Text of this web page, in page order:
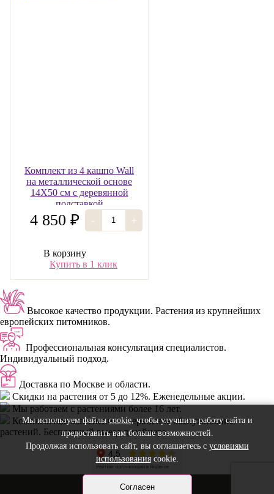
Комплект из 4 кашпо Wall
на металлической основе
14Х50 см с деревянной
подставкой
4 850 ₽ - +
В корзину
Купить в 1 клик
Высокое качество продукции. Растения из крупнейших
европейских питомников.
Профессиональная консультация специалистов.
Индивидуальный подход.
Доставка по Москве и области.
Скидки на растения от 5 до 12%. Еженедельные акции.
Мы работаем с растениями более 16 лет.
Комплексное озеленениеи сервисное обслуживание
растений. Бесплатный выезд дизайнера.
Мы используем файлыcookie, чтобы улучшить работу сайта и
предоставить вам больше возможностей.
Продолжая использовать сайт, вы соглашаетесь с условиями
использованияcookie.
Согласен